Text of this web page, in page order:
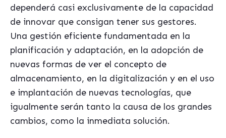
dependerá casi exclusivamente de la capacidad
de innovar que consigan tener sus gestores.
Una gestión eficiente fundamentada en la
planificación y adaptación, en la adopción de
nuevas formas de ver el concepto de
almacenamiento, en la digitalización y en el uso
e implantación de nuevas tecnologías, que
igualmente serán tanto la causa de los grandes
cambios, como la inmediata solución.